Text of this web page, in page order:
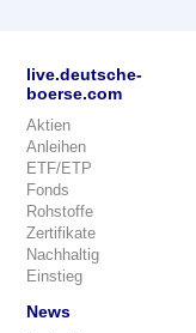
live.deutsche-
boerse.com
Aktien
Anleihen
ETF/ETP
Fonds
Rohstoffe
Zertifikate
Nachhaltig
Einstieg
News